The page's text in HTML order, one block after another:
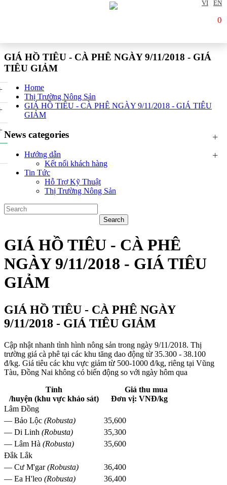
VI EN
0
GIÁ HỒ TIÊU - CÀ PHÊ NGÀY 9/11/2018 - GIÁ
TIÊU GIẢM
Home
Thị Trường Nông Sản
GIÁ HỒ TIÊU - CÀ PHÊ NGÀY 9/11/2018 - GIÁ TIÊU
GIẢM
News categories
Hướng dẫn
+
Kết nối khách hàng
Tin Tức
+
Hỗ Trợ Kỹ Thuật
Thị Trường Nông Sản
GIÁ HỒ TIÊU - CÀ PHÊ
NGÀY 9/11/2018 - GIÁ TIÊU
GIẢM
GIÁ HỒ TIÊU - CÀ PHÊ NGÀY
9/11/2018 - GIÁ TIÊU GIẢM
Cập nhật nhanh tình hình nông sản trong ngày 9/11/2018. Thị
trường giá cà phê tại các khu tăng dao động từ 35.300 - 38.100
đ/kg. Giá tiêu các khu vực giảm từ 500-1000 đ/kg, riêng tại Vũng
Tàu, Đồng Nai không có biến động so với ngày hôm qua
Tỉnh
/huyện (khu vực khảo sát)
Giá thu mua
Đơn vị: VNĐ/kg
Lâm Đồng
— Bảo Lộc (Robusta)
35,600
— Di Linh (Robusta)
35,300
— Lâm Hà (Robusta)
35,600
Đắk Lắk
— Cư M'gar(Robusta)
36,400
— Ea H'leo (Robusta)
36,400